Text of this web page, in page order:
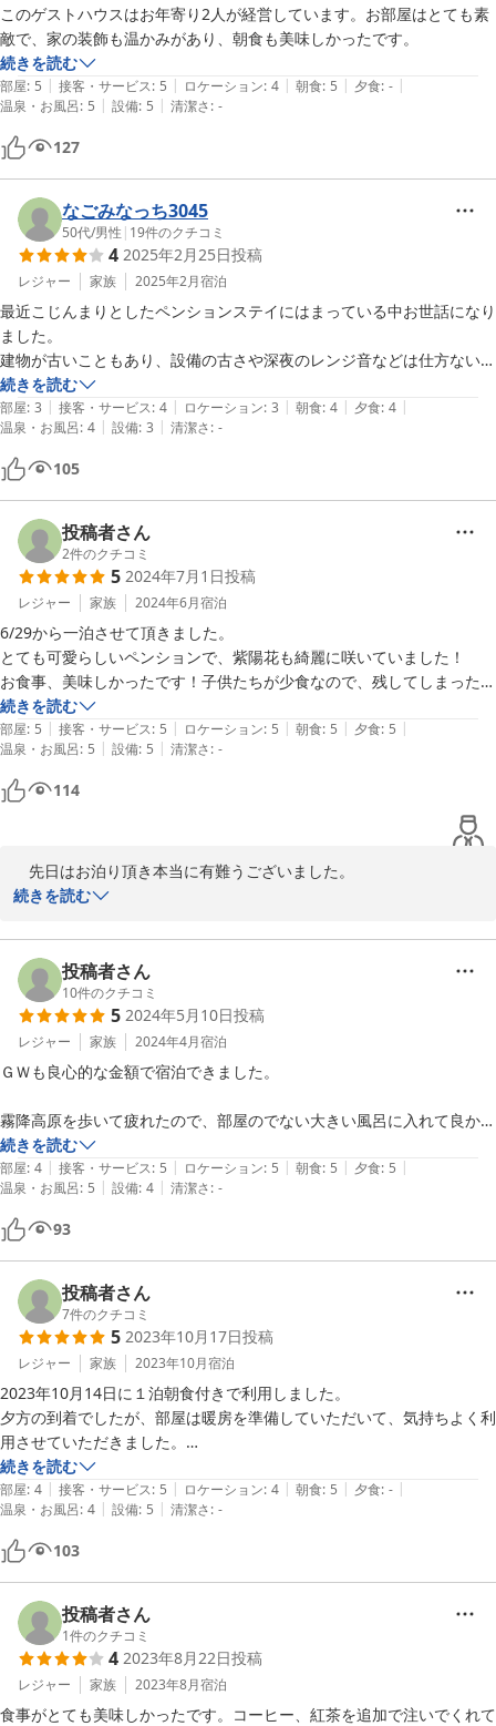
このゲストハウスはお年寄り2人が経営しています。お部屋はとても素
敵で、家の装飾も温かみがあり、朝食も美味しかったです。
続きを読む
部屋: 5 | 接客・サービス: 5 | ロケーション: 4 | 朝食: 5 | 夕食: - |
温泉・お風呂: 5 | 設備: 5 | 清潔さ: -
127
なごみなっち3045
50代/男性 | 19件のクチコミ
4 2025年2月25日投稿
レジャー 家族 2025年2月宿泊
最近こじんまりとしたペンションステイにはまっている中お世話になり
ました。
建物が古いこともあり、設備の古さや深夜のレンジ音などは仕方ないと
ころかな、と思いました。
また、２月のまだ寒い時期に宿泊したこともありますが、布団が薄く、
エアコンはつけて寝ましたが夜中寒かったです。
ただ、とても素敵なご夫婦のＷＥＬＣＯＭＥな雰囲気づくり、50代の
私たち夫婦には十分な食事、食事の味付けの質、リーズナブルなドリン
ク、朝食時のオルゴール演奏は、とても印象に残りました。
大変お世話になりました。
続きを読む
部屋: 3 | 接客・サービス: 4 | ロケーション: 3 | 朝食: 4 | 夕食: 4 |
温泉・お風呂: 4 | 設備: 3 | 清潔さ: -
105
投稿者さん
2件のクチコミ
5 2024年7月1日投稿
レジャー 家族 2024年6月宿泊
6/29から一泊させて頂きました。
とても可愛らしいペンションで、紫陽花も綺麗に咲いていました！
お食事、美味しかったです！子供たちが少食なので、残してしまったも
のを持ち帰りしたいくらいでした！
オルゴールも凄くて、感動してしまいました！
また伺いたいです♪
続きを読む
部屋: 5 | 接客・サービス: 5 | ロケーション: 5 | 朝食: 5 | 夕食: 5 |
温泉・お風呂: 5 | 設備: 5 | 清潔さ: -
114
先日はお泊り頂き本当に有難うございました。
梅雨の真っただ中にもかかわらず、時々晴れ間も見えて、良かった
お子さん達にはお食事、少し多かったかもしれませんね。
また、お子さんとも少しお話が出来、楽しい一日になりました。
ちょうど、アジサイやバラの花が咲き始め、庭がにぎやかになりま
した。
また是非、機会がありましたらお越しください。みんなでお待ちし
ております。
2024-07-04
続きを読む
投稿者さん
10件のクチコミ
5 2024年5月10日投稿
レジャー 家族 2024年4月宿泊
ＧＷも良心的な金額で宿泊できました。
霧降高原を歩いて疲れたので、部屋のでない大きい風呂に入れて良かっ
たです。
周りに店や自販機ありませんが、冷蔵庫があるので助かります。
食事は見た目も味もボリュームも満足。
朝食のフルーツ沢山でてきました。
オルゴールや読みたい本がたくさんあって一人でも泊まれたらいいな。
続きを読む
部屋: 4 | 接客・サービス: 5 | ロケーション: 5 | 朝食: 5 | 夕食: 5 |
温泉・お風呂: 5 | 設備: 4 | 清潔さ: -
93
投稿者さん
7件のクチコミ
5 2023年10月17日投稿
レジャー 家族 2023年10月宿泊
2023年10月14日に１泊朝食付きで利用しました。
夕方の到着でしたが、部屋は暖房を準備していただいて、気持ちよく利
用させていただきました。
お風呂は、貸し切り風呂を利用させていただいたので、ゆったり入るこ
とができました。
オルゴールの中での朝食を楽しみにしていました。
とても古いものだそうですが、良い音色で、朝食はボリュームも有り
(私には量が多かったのですが、息子にはちょうどよかったようで
す）、美味しく、優雅にいただくことができました。
１５日は雨で室内で行けるところを聞いたときろ、気さくに教えていた
だき、傘も一本頂き大変助かりました。
また、近くに行ったときには、利用させて頂きたいと思います。
続きを読む
部屋: 4 | 接客・サービス: 5 | ロケーション: 4 | 朝食: 5 | 夕食: - |
温泉・お風呂: 4 | 設備: 5 | 清潔さ: -
103
投稿者さん
1件のクチコミ
4 2023年8月22日投稿
レジャー 家族 2023年8月宿泊
食事がとても美味しかったです。コーヒー、紅茶を追加で注いでくれて